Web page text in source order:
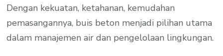
Dengan kekuatan, ketahanan, kemudahan
pemasangannya, buis beton menjadi pilihan utama
dalam manajemen air dan pengelolaan lingkungan.